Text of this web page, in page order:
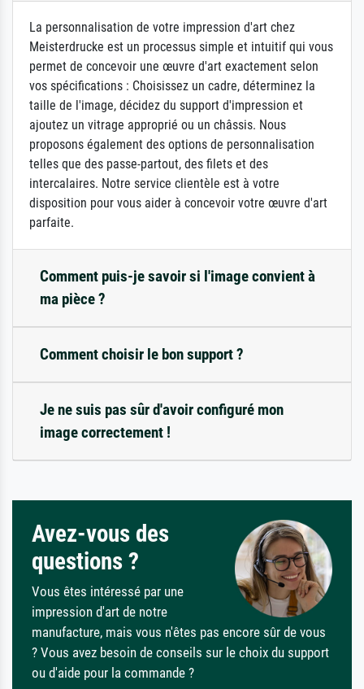
La personnalisation de votre impression d'art chez
Meisterdrucke est un processus simple et intuitif qui vous
permet de concevoir une œuvre d'art exactement selon
vos spécifications : Choisissez un cadre, déterminez la
taille de l'image, décidez du support d'impression et
ajoutez un vitrage approprié ou un châssis. Nous
proposons également des options de personnalisation
telles que des passe-partout, des filets et des
intercalaires. Notre service clientèle est à votre
disposition pour vous aider à concevoir votre œuvre d'art
parfaite.
Comment puis-je savoir si l'image convient à
ma pièce ?
Comment choisir le bon support ?
Je ne suis pas sûr d'avoir configuré mon
image correctement !
Avez-vous des
questions ?
Vous êtes intéressé par une
impression d'art de notre
manufacture, mais vous n'êtes pas encore sûr de vous
? Vous avez besoin de conseils sur le choix du support
ou d'aide pour la commande ?